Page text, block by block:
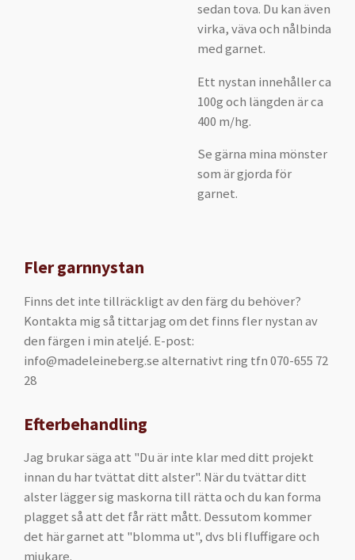
sedan tova. Du kan även
virka, väva och nålbinda
med garnet.
Ett nystan innehåller ca
100g och längden är ca
400 m/hg.
Se gärna mina mönster
som är gjorda för
garnet.
Fler garnnystan
Finns det inte tillräckligt av den färg du behöver?
Kontakta mig så tittar jag om det finns fler nystan av
den färgen i min ateljé. E-post:
info@madeleineberg.se alternativt ring tfn 070-655 72
28
Efterbehandling
Jag brukar säga att "Du är inte klar med ditt projekt
innan du har tvättat ditt alster". När du tvättar ditt
alster lägger sig maskorna till rätta och du kan forma
plagget så att det får rätt mått. Dessutom kommer
det här garnet att "blomma ut", dvs bli fluffigare och